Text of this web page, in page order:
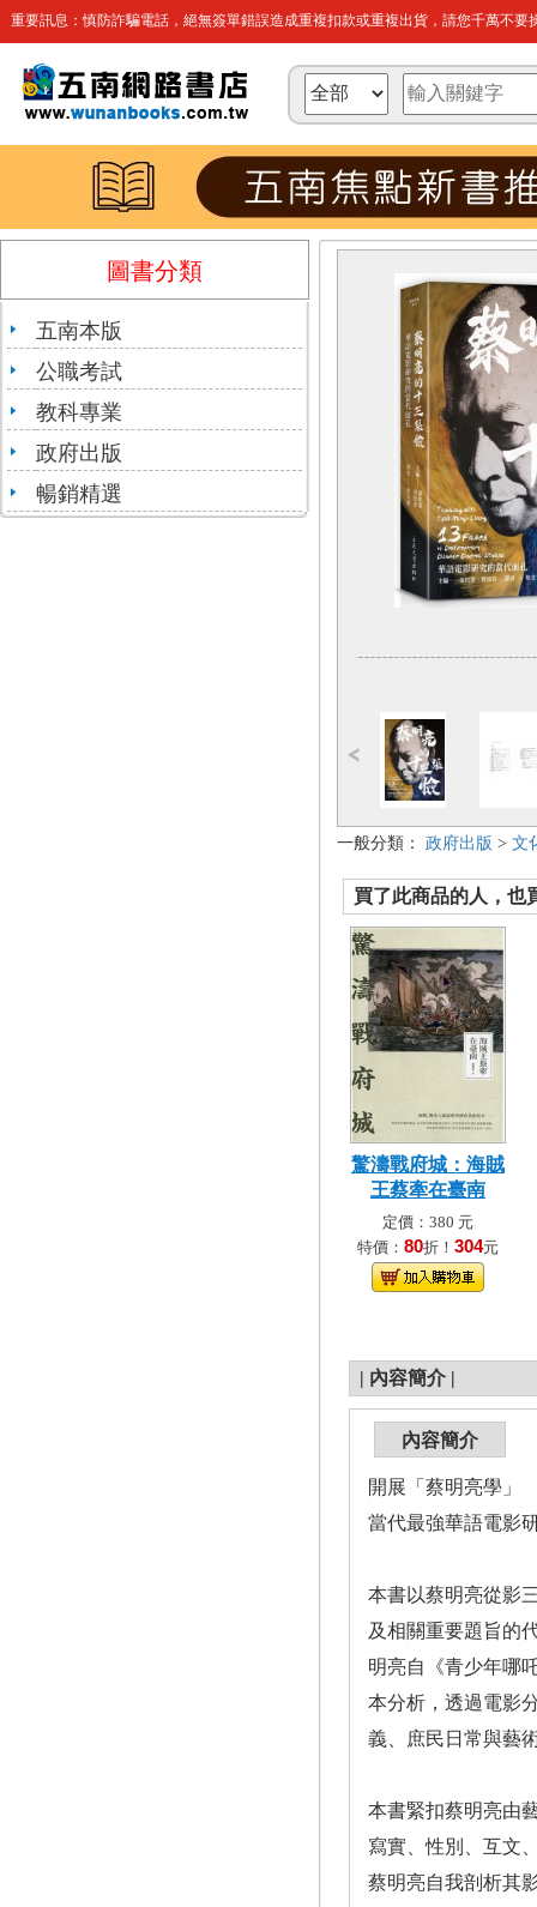
重要訊息：慎防詐騙電話，絕無簽單錯誤造成重複扣款或重複出貨，請您千萬不要
圖書分類
五南本版
公職考試
教科專業
政府出版
暢銷精選
一般分類： 政府出版 > 文
買了此商品的人，也
驚濤戰府城：海賊
王蔡牽在臺南
定價：380 元
特價： 80折！ 304元
| 內容簡介 |
內容簡介
開展「蔡明亮學」
當代最強華語電影
本書以蔡明亮從影
及相關重要題旨的
明亮自《青少年哪
本分析，透過電影
義、庶民日常與藝
本書緊扣蔡明亮由
寫實、性別、互文
蔡明亮自我剖析其